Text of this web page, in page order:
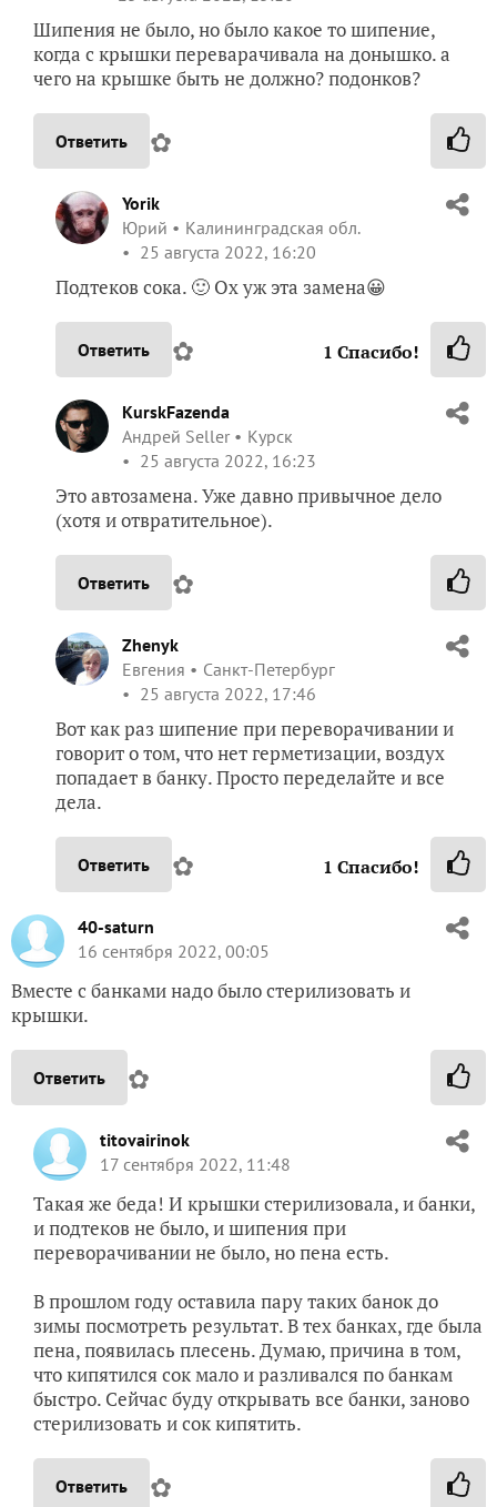
Шипения не было, но было какое то шипение,
когда с крышки переварачивала на донышко. а
чего на крышке быть не должно? подонков?
Ответить ✿
Yorik
Юрий
Калининградская обл.
25 августа 2022, 16:20
Подтеков сока. 🙂 Ох уж эта замена😀
Ответить ✿ 1 Спасибо!
KurskFazenda
Андрей Seller
Курск
25 августа 2022, 16:23
Это автозамена. Уже давно привычное дело
(хотя и отвратительное).
Ответить ✿
Zhenyk
Евгения
Санкт-Петербург
25 августа 2022, 17:46
Вот как раз шипение при переворачивании и
говорит о том, что нет герметизации, воздух
попадает в банку. Просто переделайте и все
дела.
Ответить ✿ 1 Спасибо!
40-saturn
16 сентября 2022, 00:05
Вместе с банками надо было стерилизовать и
крышки.
Ответить ✿
titovairinok
17 сентября 2022, 11:48
Такая же беда! И крышки стерилизовала, и банки,
и подтеков не было, и шипения при
переворачивании не было, но пена есть.
В прошлом году оставила пару таких банок до
зимы посмотреть результат. В тех банках, где была
пена, появилась плесень. Думаю, причина в том,
что кипятился сок мало и разливался по банкам
быстро. Сейчас буду открывать все банки, заново
стерилизовать и сок кипятить.
Ответить ✿